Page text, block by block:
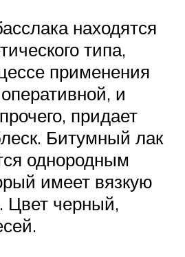
находятся
типа,
применения
и
придает
Битумный лак
однородным
имеет вязкую
Цвет черный,